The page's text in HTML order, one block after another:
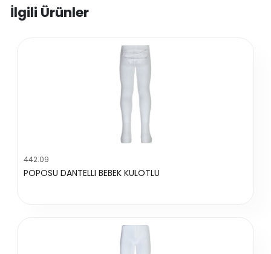
İlgili Ürünler
442.09
POPOSU DANTELLI BEBEK KULOTLU